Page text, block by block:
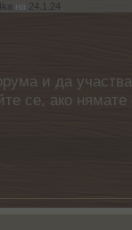
на 24.1.24
и да
се, ако